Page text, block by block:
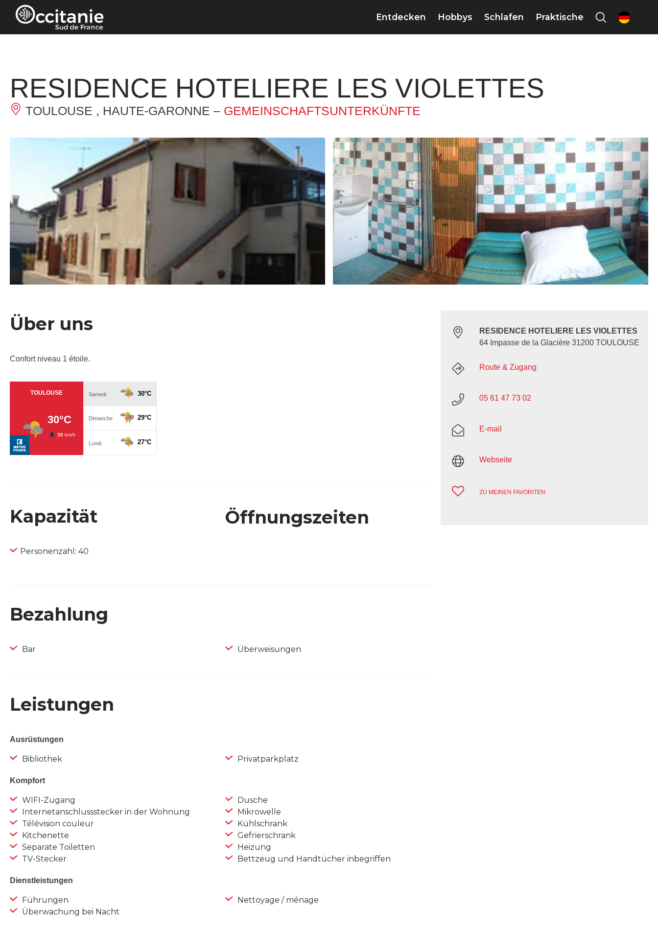
Cookie-Einstellungen
Entdecken Hobbys Schlafen Praktische de
RESIDENCE HOTELIERE LES VIOLETTES
TOULOUSE , HAUTE-GARONNE – GEMEINSCHAFTSUNTERKÜNFTE
Über uns
Confort niveau 1 étoile.
Kapazität
Personenzahl: 40
Öffnungszeiten
Bezahlung
Bar Überweisungen
Leistungen
Ausrüstungen
Bibliothek Privatparkplatz
Kompfort
WIFI-Zugang
Internetanschlussstecker in der Wohnung
Télévision couleur
Kitchenette
Separate Toiletten
TV-Stecker
Dusche
Mikrowelle
Kühlschrank
Gefrierschrank
Heizung
Bettzeug und Handtücher inbegriffen
Dienstleistungen
Führungen
Überwachung bei Nacht
Nettoyage / ménage
RESIDENCE HOTELIERE LES VIOLETTES
64 Impasse de la Glacière 31200 TOULOUSE
Route & Zugang
05 61 47 73 02
E-mail
Webseite
ZU MEINEN FAVORITEN